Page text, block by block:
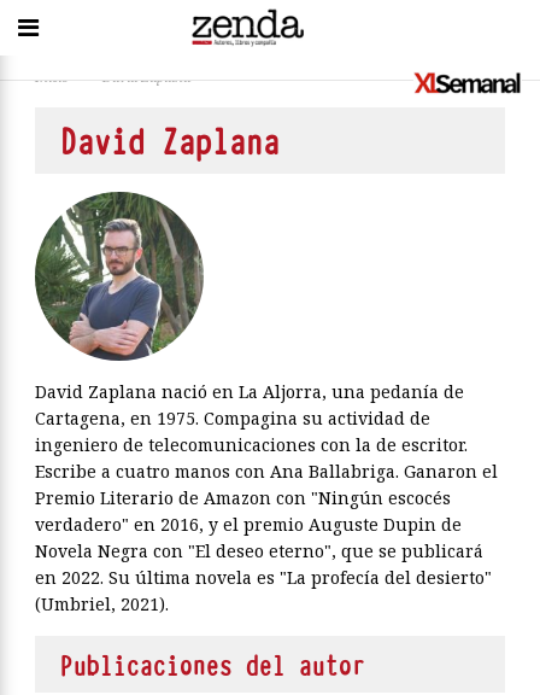
Inicio > David Zaplana
David Zaplana
David Zaplana nació en La Aljorra, una pedanía de
Cartagena, en 1975. Compagina su actividad de
ingeniero de telecomunicaciones con la de escritor.
Escribe a cuatro manos con Ana Ballabriga. Ganaron el
Premio Literario de Amazon con "Ningún escocés
verdadero" en 2016, y el premio Auguste Dupin de
Novela Negra con "El deseo eterno", que se publicará
en 2022. Su última novela es "La profecía del desierto"
(Umbriel, 2021).
Publicaciones del autor